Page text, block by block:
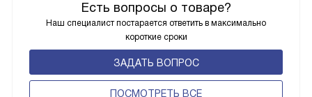
Есть вопросы о товаре?
Наш специалист постарается ответить в максимально
короткие сроки
ЗАДАТЬ ВОПРОС
ПОCМОТРЕТЬ ВСЕ